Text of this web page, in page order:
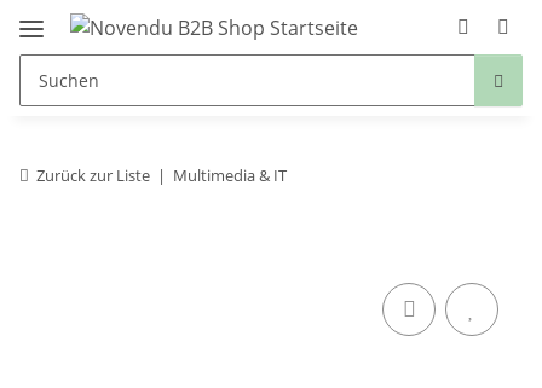
Zurück zur Liste Multimedia & IT